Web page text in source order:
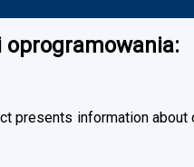
oprogramowania:
presents information